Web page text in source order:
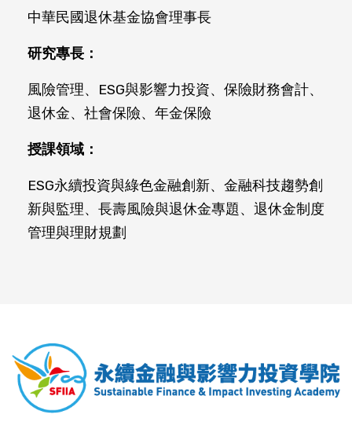
中華民國退休基金協會理事長
研究專長：
風險管理、ESG與影響力投資、保險財務會計、
退休金、社會保險、年金保險
授課領域：
ESG永續投資與綠色金融創新、金融科技趨勢創
新與監理、長壽風險與退休金專題、退休金制度
管理與理財規劃